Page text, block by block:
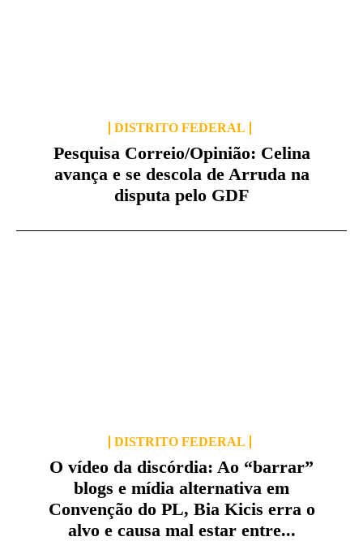
DISTRITO FEDERAL
Pesquisa Correio/Opinião: Celina
avança e se descola de Arruda na
disputa pelo GDF
DISTRITO FEDERAL
O vídeo da discórdia: Ao “barrar”
blogs e mídia alternativa em
Convenção do PL, Bia Kicis erra o
alvo e causa mal estar entre...